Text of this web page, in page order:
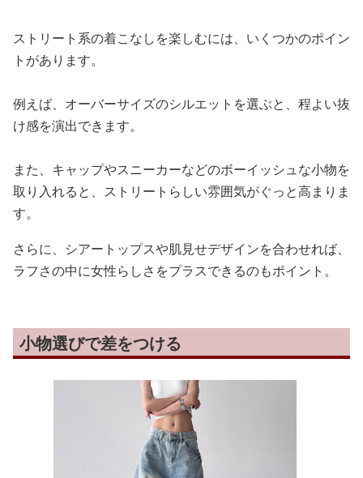
ストリート系の着こなしを楽しむには、いくつかのポイン
トがあります。
例えば、オーバーサイズのシルエットを選ぶと、程よい抜
け感を演出できます。
また、キャップやスニーカーなどのボーイッシュな小物を
取り入れると、ストリートらしい雰囲気がぐっと高まりま
す。
さらに、シアートップスや肌見せデザインを合わせれば、
ラフさの中に女性らしさをプラスできるのもポイント。
小物選びで差をつける